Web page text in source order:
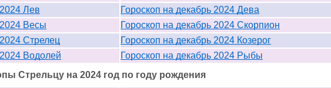
Лев
Гороскоп на декабрь 2024 Дева
Весы
Гороскоп на декабрь 2024 Скорпион
Стрелец
Гороскоп на декабрь 2024 Козерог
Водолей
Гороскоп на декабрь 2024 Рыбы
Стрельцу на 2024 год по году рождения